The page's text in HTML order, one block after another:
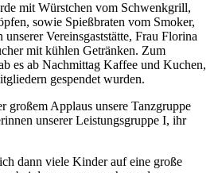
mit Würstchen vom Schwenkgrill,
sowie Spießbraten vom Smoker,
Vereinsgaststätte, Frau Florina
mit kühlen Getränken. Zum
es ab Nachmittag Kaffee und Kuchen,
gespendet wurden.
großem Applaus unsere Tanzgruppe
unserer Leistungsgruppe I, ihr
dann viele Kinder auf eine große